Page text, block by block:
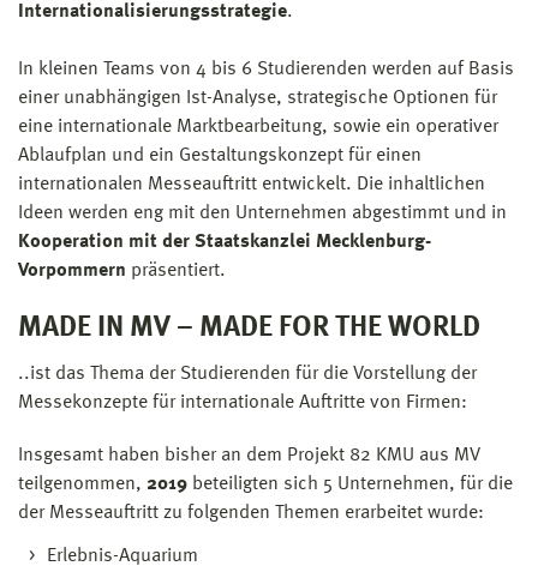
Internationalisierungsstrategie.
In kleinen Teams von 4 bis 6 Studierenden werden auf Basis
einer unabhängigen Ist-Analyse, strategische Optionen für
eine internationale Marktbearbeitung, sowie ein operativer
Ablaufplan und ein Gestaltungskonzept für einen
internationalen Messeauftritt entwickelt. Die inhaltlichen
Ideen werden eng mit den Unternehmen abgestimmt und in
Kooperation mit der Staatskanzlei Mecklenburg-
Vorpommern präsentiert.
MADE IN MV – MADE FOR THE WORLD
..ist das Thema der Studierenden für die Vorstellung der
Messekonzepte für internationale Auftritte von Firmen:
Insgesamt haben bisher an dem Projekt 82 KMU aus MV
teilgenommen, 2019 beteiligten sich 5 Unternehmen, für die
der Messeauftritt zu folgenden Themen erarbeitet wurde:
Erlebnis-Aquarium